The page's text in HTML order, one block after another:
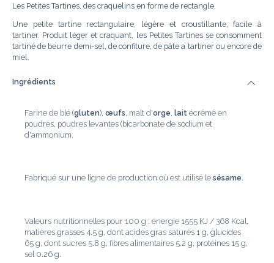
Les Petites Tartines, des craquelins en forme de rectangle.
Une petite tartine rectangulaire, légère et croustillante, facile à
tartiner. Produit léger et craquant, les Petites Tartines se consomment
tartiné de beurre demi-sel, de confiture, de pâte a tartiner ou encore de
miel.
Ingrédients
Farine de blé (gluten), œufs, malt d'orge, lait écrémé en
poudres, poudres levantes (bicarbonate de sodium et
d'ammonium.
Fabriqué sur une ligne de production où est utilisé le sésame.
Valeurs nutritionnelles pour 100 g : énergie 1555 KJ / 368 Kcal,
matières grasses 4.5 g, dont acides gras saturés 1 g, glucides
65 g, dont sucres 5.8 g, fibres alimentaires 5.2 g, protéines 15 g,
sel 0.26 g.